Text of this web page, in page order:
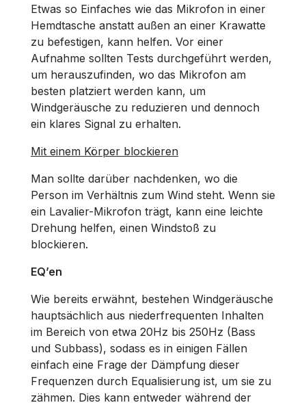
Etwas so Einfaches wie das Mikrofon in einer
Hemdtasche anstatt außen an einer Krawatte
zu befestigen, kann helfen. Vor einer
Aufnahme sollten Tests durchgeführt werden,
um herauszufinden, wo das Mikrofon am
besten platziert werden kann, um
Windgeräusche zu reduzieren und dennoch
ein klares Signal zu erhalten.
Mit einem Körper blockieren
Man sollte darüber nachdenken, wo die
Person im Verhältnis zum Wind steht. Wenn sie
ein Lavalier-Mikrofon trägt, kann eine leichte
Drehung helfen, einen Windstoß zu
blockieren.
EQ’en
Wie bereits erwähnt, bestehen Windgeräusche
hauptsächlich aus niederfrequenten Inhalten
im Bereich von etwa 20Hz bis 250Hz (Bass
und Subbass), sodass es in einigen Fällen
einfach eine Frage der Dämpfung dieser
Frequenzen durch Equalisierung ist, um sie zu
zähmen. Dies kann entweder während der